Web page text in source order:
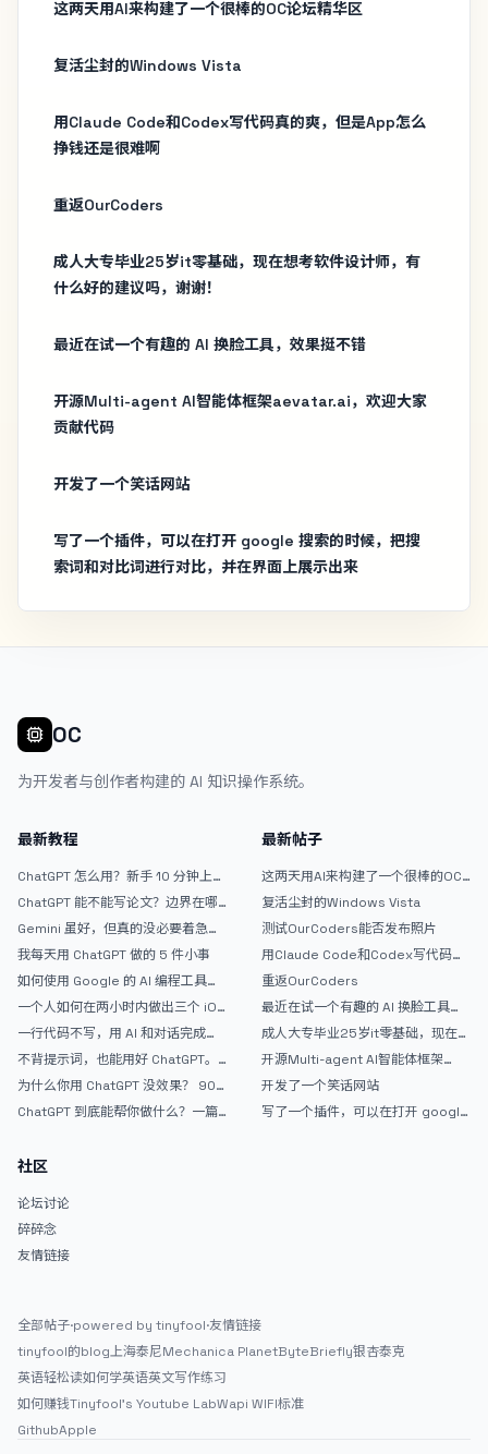
这两天用AI来构建了一个很棒的OC论坛精华区
复活尘封的Windows Vista
用Claude Code和Codex写代码真的爽，但是App怎么
挣钱还是很难啊
重返OurCoders
成人大专毕业25岁it零基础，现在想考软件设计师，有
什么好的建议吗，谢谢！
最近在试一个有趣的 AI 换脸工具，效果挺不错
开源Multi-agent AI智能体框架aevatar.ai，欢迎大家
贡献代码
开发了一个笑话网站
写了一个插件，可以在打开 google 搜索的时候，把搜
索词和对比词进行对比，并在界面上展示出来
OC
为开发者与创作者构建的 AI 知识操作系统。
最新教程
ChatGPT 怎么用？新手 10 分钟上手
ChatGPT 能不能写论文？边界在哪
Gemini 虽好，但真的没必要着急放
弃 ChatGPT
我每天用 ChatGPT 做的 5 件小事
如何使用 Google 的 AI 编程工具
AntiGravity：独立开发者的新时代
武器
一个人如何在两小时内做出三个 iOS
APP？｜AntiGravity + Gemini 3 实
战完整记录
一行代码不写，用 AI 和对话完成一
个完整网站：《图书天堂》实战记录
不背提示词，也能用好 ChatGPT。
一个万能提问模板
为什么你用 ChatGPT 没效果？ 90%
的人第一步就问错了
ChatGPT 到底能帮你做什么？一篇
最新帖子
这两天用AI来构建了一个很棒的OC
论坛精华区
复活尘封的Windows Vista
测试OurCoders能否发布照片
用Claude Code和Codex写代码真
的爽，但是App怎么挣钱还是很难啊
重返OurCoders
最近在试一个有趣的 AI 换脸工具，
效果挺不错
成人大专毕业25岁it零基础，现在想
考软件设计师，有什么好的建议吗，
谢谢！
开源Multi-agent AI智能体框架
aevatar.ai，欢迎大家贡献代码
开发了一个笑话网站
写了一个插件，可以在打开 google
社区
论坛讨论
碎碎念
友情链接
全部帖子·powered by tinyfool·友情链接
tinyfool的blog上海泰尼Mechanica PlanetByteBriefly银杏泰克
英语轻松读如何学英语英文写作练习
如何赚钱Tinyfool's Youtube LabWapi WIFI标准
GithubApple